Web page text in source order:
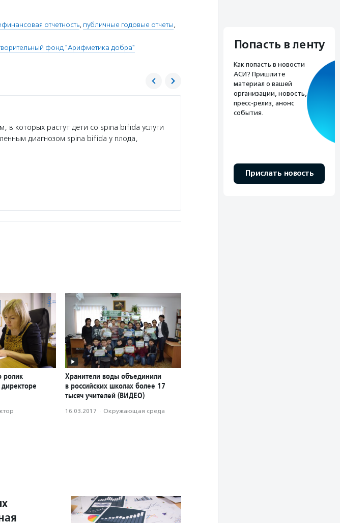
отчетность, публичные годовые отчеты,
фонд "Арифметика добра"
которых растут дети со spina bifida услуги
диагнозом spina bifida у плода,
Арифметика добра
Фонд «Арифметика добра»
детей проводятся онлайн-уроки с
Волонтерство:
«Арифметике добра»
ролик
Хранители воды объединили
в российских школах более 17
тысяч учителей (ВИДЕО)
16.03.2017 · Окружающая среда
Попасть в ленту
Как попасть в новости
АСИ? Пришлите
материал о вашей
организации, новость,
пресс-релиз, анонс
события.
Прислать новость